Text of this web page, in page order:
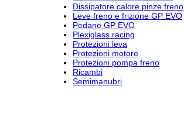
Dissipatore calore pinze freno
Leve freno e frizione GP EVO
Pedane GP EVO
Plexiglass racing
Protezioni leva
Protezioni motore
Protezioni pompa freno
Ricambi
Semimanubri